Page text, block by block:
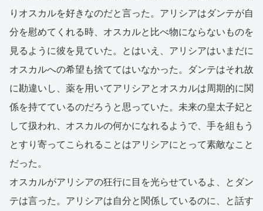
りオスカルを好きなのだと言った。アリシアはダンテが自
分を慰めてくれる時、オスカルと比べ物にならないものを
見るように彼を見ていた。とはいえ、アリシアはいまだに
オスカルへの希望も捨ててはいなかった。ダンテはそれ故
に勘違いし、薬を用いてアリシアとオスカルは周期的に関
係を持てているのだろうと思っていた。未来の皇太子妃と
して扱われ、オスカルの何かになれるようで、手を組もう
とすり寄ってこられることはアリシアにとって素敵なこと
だった。
オスカルがアリシアの狂行に目を光らせているよ、とダン
テは言った。アリシアは自分と関係しているのに、と話す